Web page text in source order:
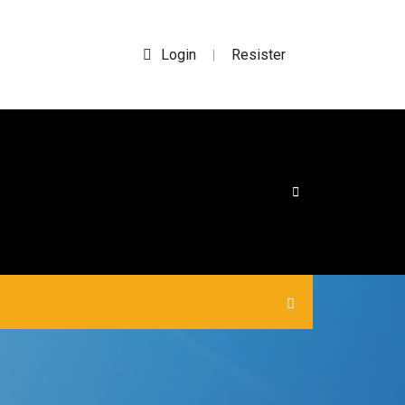
Login | Resister